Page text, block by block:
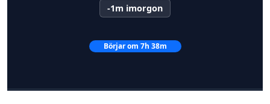
-1m imorgon
Börjar om 7h 38m